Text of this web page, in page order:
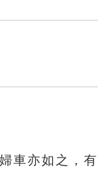
車亦如之，有